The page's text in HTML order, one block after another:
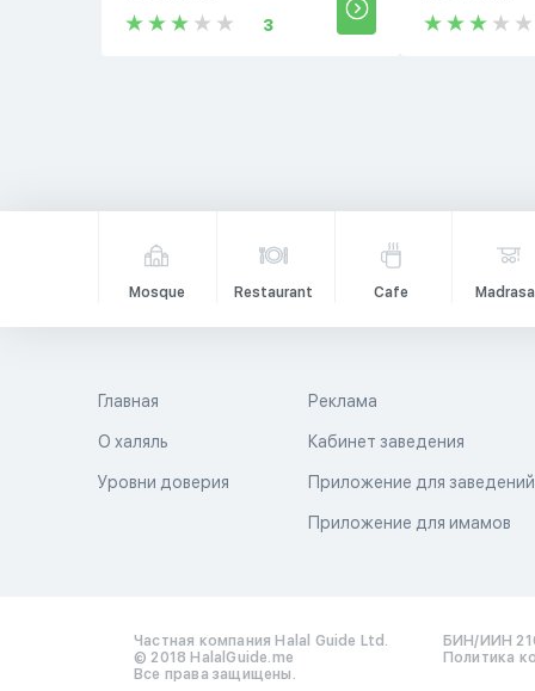
3
Mosque Restaurant Cafe
Главная
О халяль
Уровни доверия
Реклама
Кабинет заведения
Приложение для заведений
Приложение для имамов
Частная компания Halal Guide Ltd.
© 2018 HalalGuide.me
Все права защищены.
БИН/ИИН
Политика